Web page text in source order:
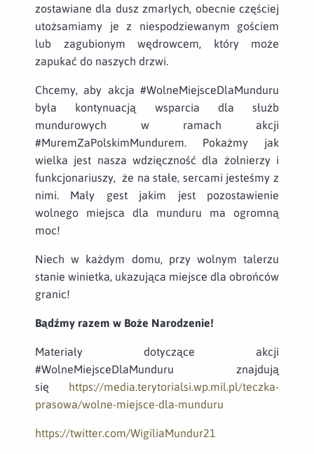
zostawiane dla dusz zmarłych, obecnie częściej
utożsamiamy je z niespodziewanym gościem
lub zagubionym wędrowcem, który może
zapukać do naszych drzwi.
Chcemy, aby akcja #WolneMiejsceDlaMunduru
była kontynuacją wsparcia dla służb
mundurowych w ramach akcji
#MuremZaPolskimMundurem. Pokażmy jak
wielka jest nasza wdzięczność dla żołnierzy i
funkcjonariuszy, że na stałe, sercami jesteśmy z
nimi. Mały gest jakim jest pozostawienie
wolnego miejsca dla munduru ma ogromną
moc!
Niech w każdym domu, przy wolnym talerzu
stanie winietka, ukazująca miejsce dla obrońców
granic!
Bądźmy razem w Boże Narodzenie!
Materiały dotyczące akcji
#WolneMiejsceDlaMunduru znajdują
się https://media.terytorialsi.wp.mil.pl/teczka-
prasowa/wolne-miejsce-dla-munduru
https://twitter.com/WigiliaMundur21